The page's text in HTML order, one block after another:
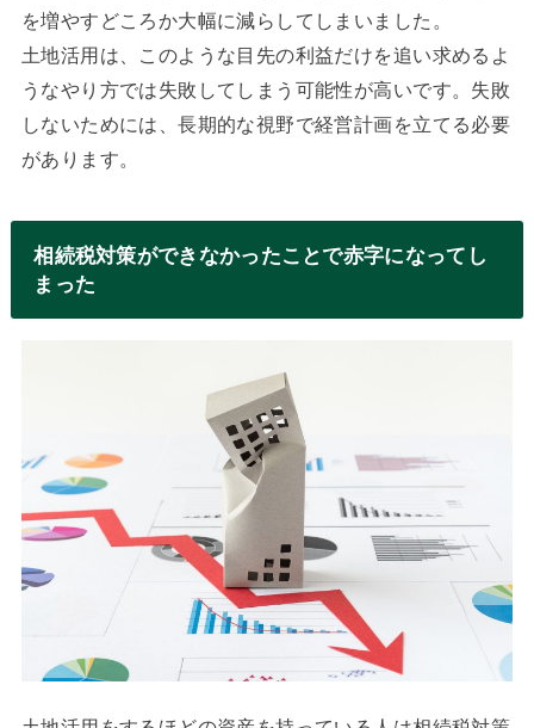
を増やすどころか大幅に減らしてしまいました。
土地活用は、このような目先の利益だけを追い求めるよ
うなやり方では失敗してしまう可能性が高いです。失敗
しないためには、長期的な視野で経営計画を立てる必要
があります。
相続税対策ができなかったことで赤字になってし
まった